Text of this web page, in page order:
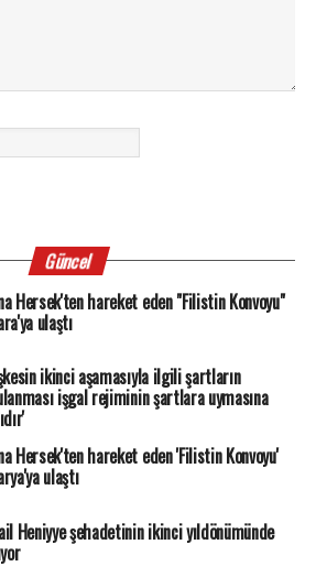
Güncel
Hersek'ten hareket eden "Filistin Konvoyu"
ulaştı
ikinci aşamasıyla ilgili şartların
işgal rejiminin şartlara uymasına
Hersek'ten hareket eden 'Filistin Konvoyu'
ulaştı
Heniyye şehadetinin ikinci yıldönümünde